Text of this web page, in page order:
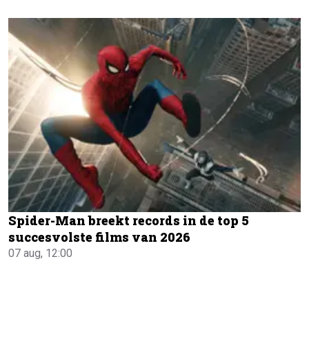
Spider-Man breekt records in de top 5
succesvolste films van 2026
07 aug, 12:00